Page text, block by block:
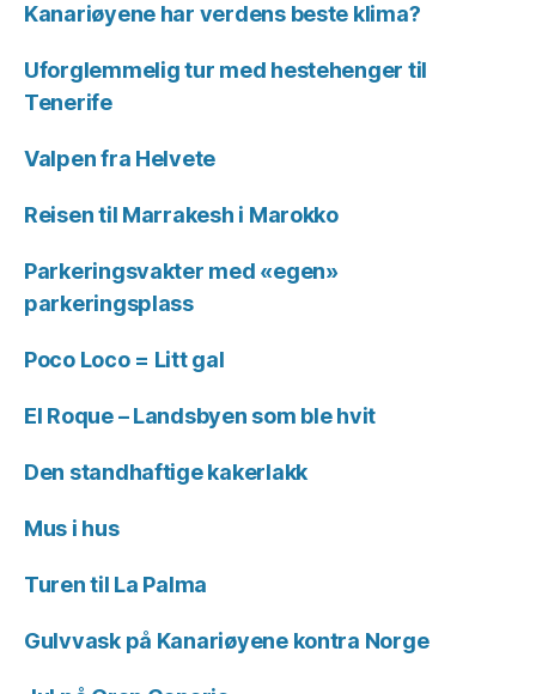
Kanariøyene har verdens beste klima?
Uforglemmelig tur med hestehenger til
Tenerife
Valpen fra Helvete
Reisen til Marrakesh i Marokko
Parkeringsvakter med «egen»
parkeringsplass
Poco Loco = Litt gal
El Roque – Landsbyen som ble hvit
Den standhaftige kakerlakk
Mus i hus
Turen til La Palma
Gulvvask på Kanariøyene kontra Norge